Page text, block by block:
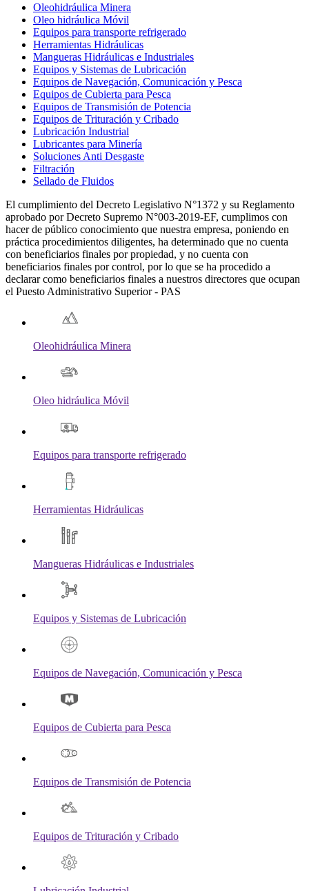
Oleohidráulica Minera
Oleo hidráulica Móvil
Equipos para transporte refrigerado
Herramientas Hidráulicas
Mangueras Hidráulicas e Industriales
Equipos y Sistemas de Lubricación
Equipos de Navegación, Comunicación y Pesca
Equipos de Cubierta para Pesca
Equipos de Transmisión de Potencia
Equipos de Trituración y Cribado
Lubricación Industrial
Lubricantes para Minería
Soluciones Anti Desgaste
Filtración
Sellado de Fluidos
El cumplimiento del Decreto Legislativo N°1372 y su Reglamento
aprobado por Decreto Supremo N°003-2019-EF, cumplimos con
hacer de público conocimiento que nuestra empresa, poniendo en
práctica procedimientos diligentes, ha determinado que no cuenta
con beneficiarios finales por propiedad, y no cuenta con
beneficiarios finales por control, por lo que se ha procedido a
declarar como beneficiarios finales a nuestros directores que ocupan
el Puesto Administrativo Superior - PAS
Oleohidráulica Minera
Oleo hidráulica Móvil
Equipos para transporte refrigerado
Herramientas Hidráulicas
Mangueras Hidráulicas e Industriales
Equipos y Sistemas de Lubricación
Equipos de Navegación, Comunicación y Pesca
Equipos de Cubierta para Pesca
Equipos de Transmisión de Potencia
Equipos de Trituración y Cribado